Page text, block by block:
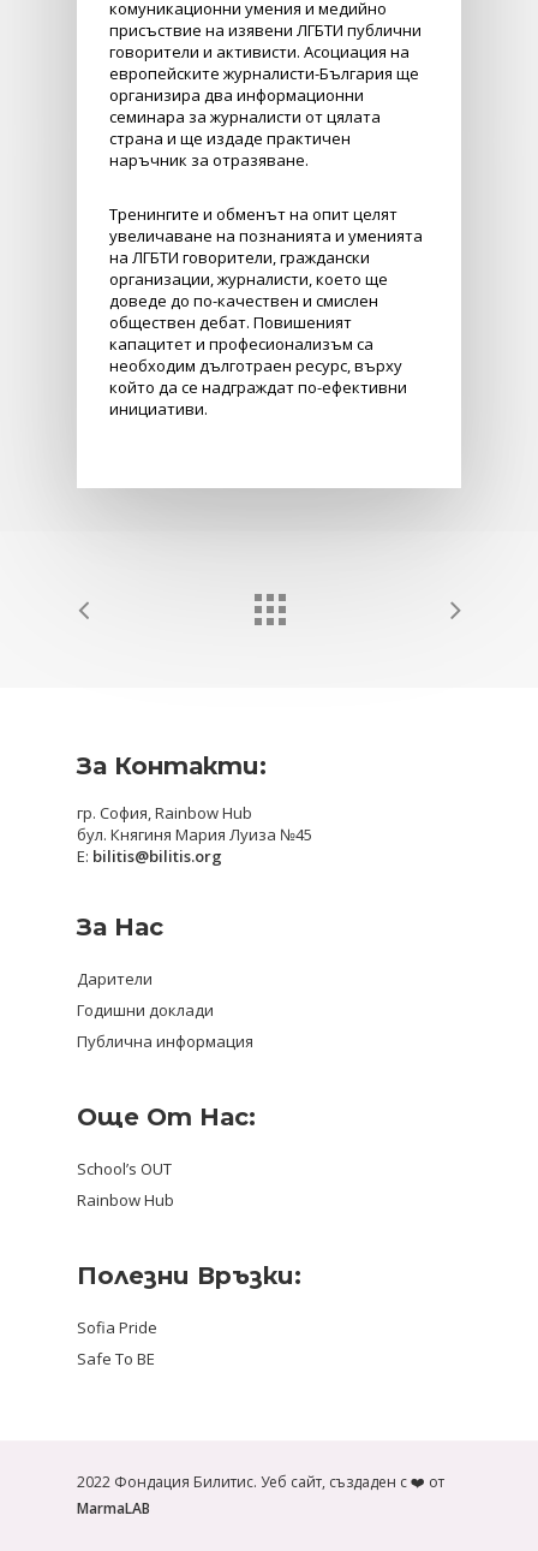
комуникационни умения и медийно
присъствие на изявени ЛГБТИ публични
говорители и активисти. Асоциация на
европейските журналисти-България ще
организира два информационни
семинара за журналисти от цялата
страна и ще издаде практичен
наръчник за отразяване.
Тренингите и обменът на опит целят
увеличаване на познанията и уменията
на ЛГБТИ говорители, граждански
организации, журналисти, което ще
доведе до по-качествен и смислен
обществен дебат. Повишеният
капацитет и професионализъм са
необходим дълготраен ресурс, върху
който да се надграждат по-ефективни
инициативи.
За Контакти:
гр. София, Rainbow Hub
бул. Княгиня Мария Луиза №45
E: bilitis@bilitis.org
За Нас
Дарители
Годишни доклади
Публична информация
Още От Нас:
School’s OUT
Rainbow Hub
Полезни Връзки:
Sofia Pride
Safe To BE
2022 Фондация Билитис. Уеб сайт, създаден с ❤️ от
MarmaLAB